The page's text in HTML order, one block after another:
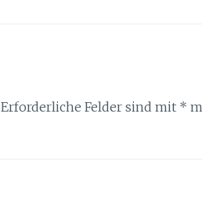
Erforderliche Felder sind mit *